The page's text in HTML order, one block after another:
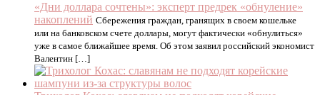
«Дни доллара сочтены»: эксперт предрек «обнуление»
накоплений Сбережения граждан, гранящих в своем кошельке
или на банковском счете доллары, могут фактически «обнулиться»
уже в самое ближайшее время. Об этом заявил российский экономист
Валентин […]